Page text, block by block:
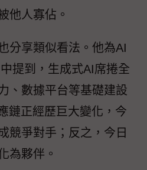
他人寡佔。
分享類似看法。他為AI
提到，生成式AI席捲全
、數據平台等基礎建設
鏈正經歷巨大變化，今
競爭對手；反之，今日
為夥伴。